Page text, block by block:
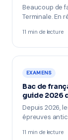
Beaucoup de
Terminale. En
11 min de lecture
EXAMENS
Bac de
guide 2026
Depuis 2026,
épreuves
11 min de lecture